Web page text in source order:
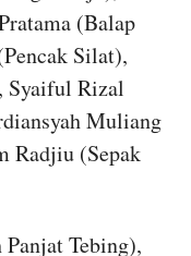
(Balap
Silat),
Syaiful Rizal
Muliang
Radjiu (Sepak
Tebing),